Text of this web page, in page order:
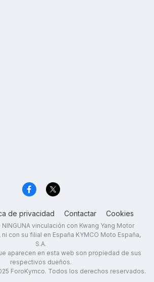
de privacidad Contactar Cookies
vinculación con Kwang Yang Motor
ni con su filial en España KYMCO Moto España,
S.A.
aparecen en esta web son propiedad de sus
respectivos dueños.
ForoKymco. Todos los derechos reservados.